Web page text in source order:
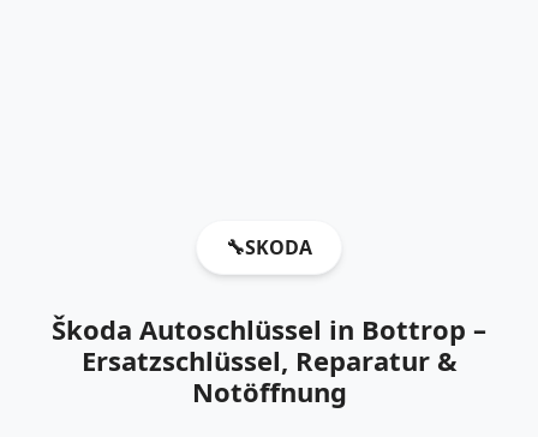
🔧SKODA
Škoda Autoschlüssel in Bottrop –
Ersatzschlüssel, Reparatur &
Notöffnung